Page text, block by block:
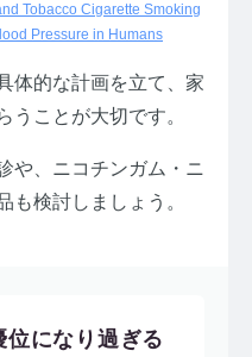
Tobacco Cigarette Smoking
Pressure in Humans
体的な計画を立て、家
うことが大切です。
や、ニコチンガム・ニ
も検討しましょう。
になり過ぎる